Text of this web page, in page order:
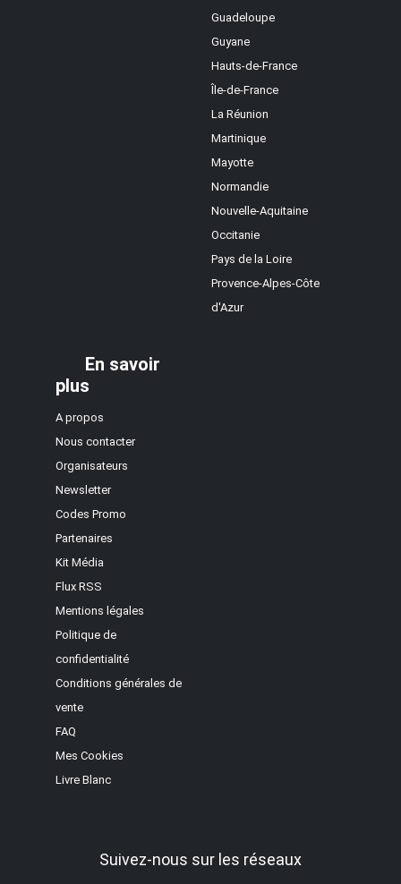
Guadeloupe
Guyane
Hauts-de-France
Île-de-France
La Réunion
Martinique
Mayotte
Normandie
Nouvelle-Aquitaine
Occitanie
Pays de la Loire
Provence-Alpes-Côte
d'Azur
En savoir
plus
A propos
Nous contacter
Organisateurs
Newsletter
Codes Promo
Partenaires
Kit Média
Flux RSS
Mentions légales
Politique de
confidentialité
Conditions générales de
vente
FAQ
Mes Cookies
Livre Blanc
Suivez-nous sur les réseaux